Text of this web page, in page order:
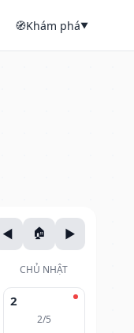
🧭Khám phá▼
CHỦ NHẬT
2
2/5